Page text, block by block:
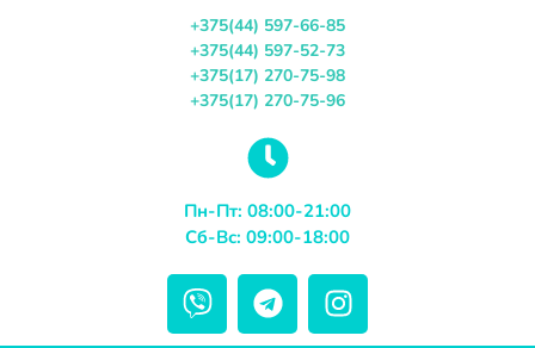
+375(44) 597-66-85
+375(44) 597-52-73
+375(17) 270-75-98
+375(17) 270-75-96
Пн-Пт: 08:00-21:00
Сб-Вс: 09:00-18:00
V
i
T
e
I
n